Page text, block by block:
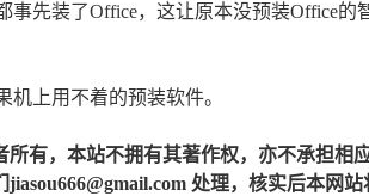
事先装了Office，这让原本没预装Office
上用不着的预装软件。
有，本站不拥有其著作权，亦不承担相
处理，核实后本网